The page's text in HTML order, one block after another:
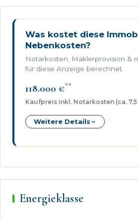
Was kostet diese
Nebenkosten?
Notarkosten, Maklerprovision &
für diese Anzeige berechnet.
118.000 €**
Kaufpreis inkl. Notarkosten (ca. 7,5
Weitere Details
Energieklasse